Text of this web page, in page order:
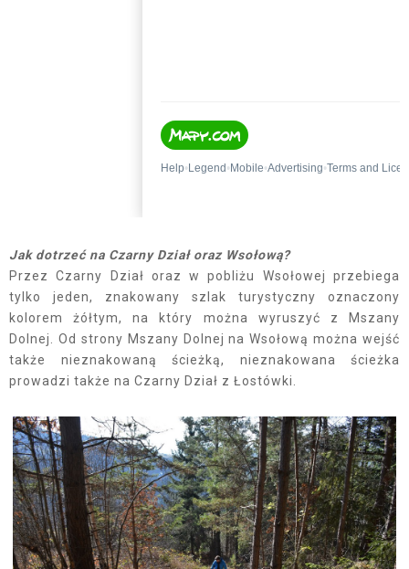
Jak dotrzeć na Czarny Dział oraz Wsołową?
Przez Czarny Dział oraz w pobliżu Wsołowej przebiega
tylko jeden, znakowany szlak turystyczny oznaczony
kolorem żółtym, na który można wyruszyć z Mszany
Dolnej. Od strony Mszany Dolnej na Wsołową można wejść
także nieznakowaną ścieżką, nieznakowana ścieżka
prowadzi także na Czarny Dział z Łostówki.